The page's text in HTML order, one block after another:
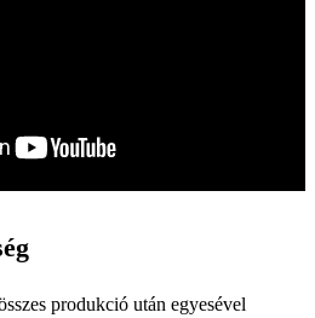
produkció után egyesével